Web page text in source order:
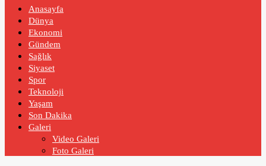
Anasayfa
Dünya
Ekonomi
Gündem
Sağlık
Siyaset
Spor
Teknoloji
Yaşam
Son Dakika
Galeri
Video Galeri
Foto Galeri